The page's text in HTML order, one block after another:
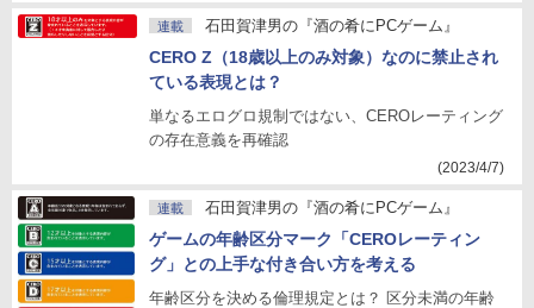
連載 石田賀津男の『酒の肴にPCゲーム』
CERO Z（18歳以上のみ対象）なのに禁止され
ている表現とは？
単なるエログロ規制ではない、CEROレーティング
の存在意義を再確認
(2023/4/7)
連載 石田賀津男の『酒の肴にPCゲーム』
ゲームの年齢区分マーク「CEROレーティン
グ」との上手な付き合い方を考える
年齢区分を決める倫理規定とは？ 区分未満の年齢